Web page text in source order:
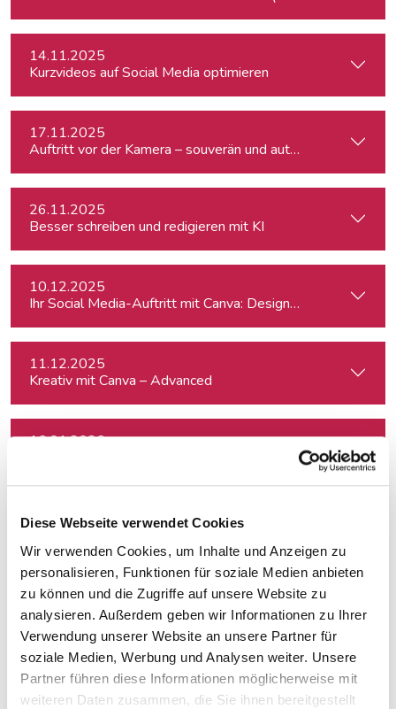
Diese Webseite verwendet Cookies
Wir verwenden Cookies, um Inhalte und Anzeigen zu
personalisieren, Funktionen für soziale Medien anbieten
zu können und die Zugriffe auf unsere Website zu
analysieren. Außerdem geben wir Informationen zu Ihrer
Verwendung unserer Website an unsere Partner für
soziale Medien, Werbung und Analysen weiter. Unsere
Partner führen diese Informationen möglicherweise mit
weiteren Daten zusammen, die Sie ihnen bereitgestellt
14.11.2025
Kurzvideos auf Social Media optimieren
17.11.2025
Auftritt vor der Kamera – souverän und authentisch
26.11.2025
Besser schreiben und redigieren mit KI
10.12.2025
Ihr Social Media-Auftritt mit Canva: Designs, die begeistern
11.12.2025
Kreativ mit Canva – Advanced
16.01.2026
16.01.2026
16.01.2026
Themen finden, drehen, verkaufen
22.01.2026
Hijack the Stream: Wie Podcaster:innen den Umbruch in